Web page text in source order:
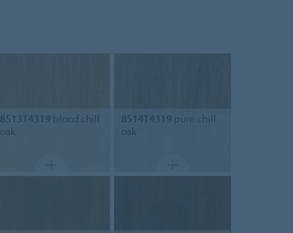
8513T4319 blond chill
oak
8514T4319 pure chill
oak